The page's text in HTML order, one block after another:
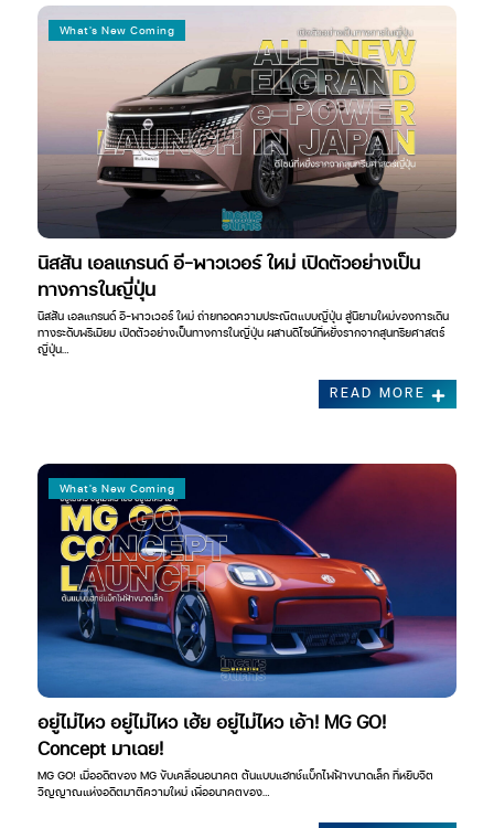
What's New Coming
นิสสัน เอลแกรนด์ อี-พาวเวอร์ ใหม่ เปิดตัวอย่างเป็น
ทางการในญี่ปุ่น
นิสสัน เอลแกรนด์ อี-พาวเวอร์ ใหม่ ถ่ายทอดความประณีตแบบญี่ปุ่น สู่นิยามใหม่ของการเดิน
ทางระดับพรีเมียม เปิดตัวอย่างเป็นทางการในญี่ปุ่น ผสานดีไซน์ที่หยั่งรากจากสุนทรียศาสตร์
ญี่ปุ่น…
READ MORE
What's New Coming
อยู่ไม่ไหว อยู่ไม่ไหว เฮ้ย อยู่ไม่ไหว เอ้า! MG GO!
Concept มาเฉย!
MG GO! เมื่ออดีตของ MG ขับเคลื่อนอนาคต ต้นแบบแฮทช์แบ็กไฟฟ้าขนาดเล็ก ที่หยิบจิต
วิญญาณแห่งอดีตมาตีความใหม่ เพื่ออนาคตของ…